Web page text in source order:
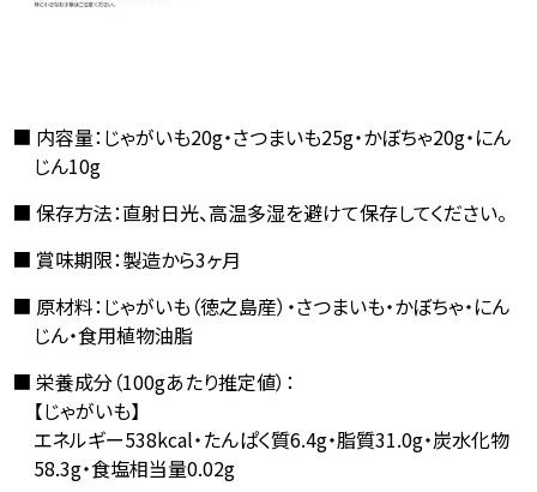
内容量：じゃがいも20g・さつまいも25g・かぼちゃ20g・にん
じん10g
保存方法：直射日光、高温多湿を避けて保存してください。
賞味期限：製造から3ヶ月
原材料：じゃがいも（徳之島産）・さつまいも・かぼちゃ・にん
じん・食用植物油脂
栄養成分（100gあたり推定値）：
【じゃがいも】
エネルギー538kcal・たんぱく質6.4g・脂質31.0g・炭水化物
58.3g・食塩相当量0.02g